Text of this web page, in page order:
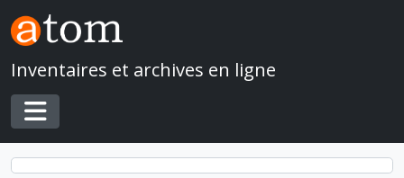
Skip to main content
Inventaires et archives en ligne
Toggle navigation